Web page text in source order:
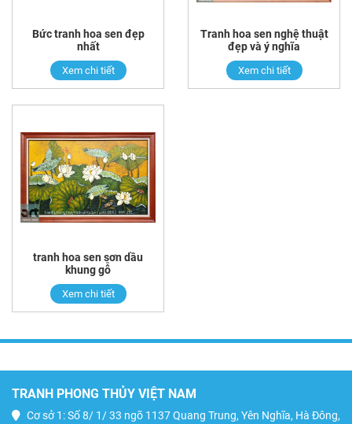
Bức tranh hoa sen đẹp
nhất
Xem chi tiết
Tranh hoa sen nghệ thuật
đẹp và ý nghĩa
Xem chi tiết
tranh hoa sen sơn dầu
khung gỗ
Xem chi tiết
TRANH PHONG THỦY VIỆT NAM
Cơ sở 1: Số 8/ 1/ 33 ngõ 1137 Quang Trung, Yên Nghĩa, Hà Đông,